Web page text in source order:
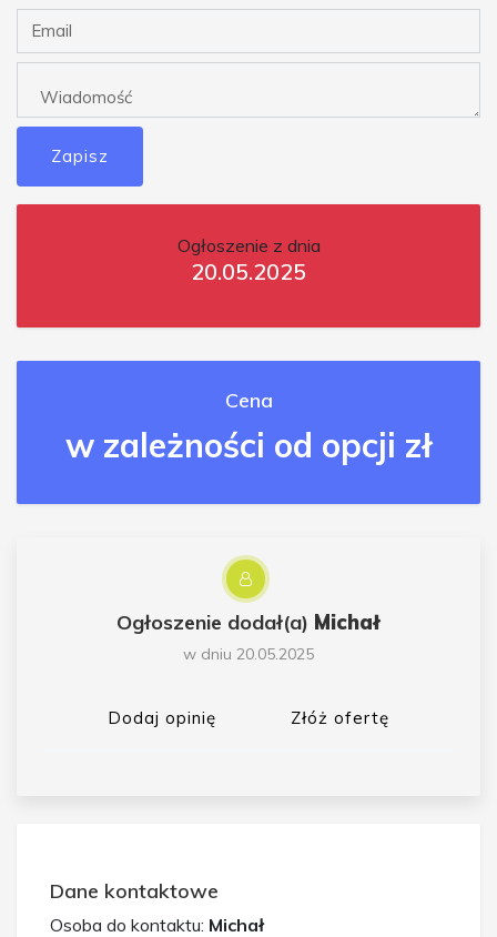
Zapisz
Ogłoszenie z dnia
20.05.2025
Cena
w zależności od opcji zł
Ogłoszenie dodał(a) Michał
w dniu 20.05.2025
Dodaj opinię Złóż ofertę
Dane kontaktowe
Osoba do kontaktu: Michał